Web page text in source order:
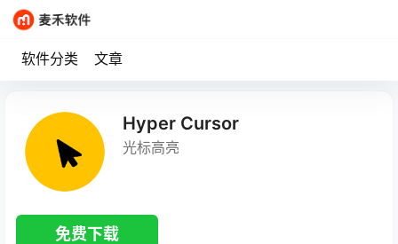
软件分类 文章
Hyper Cursor
光标高亮
免费下载